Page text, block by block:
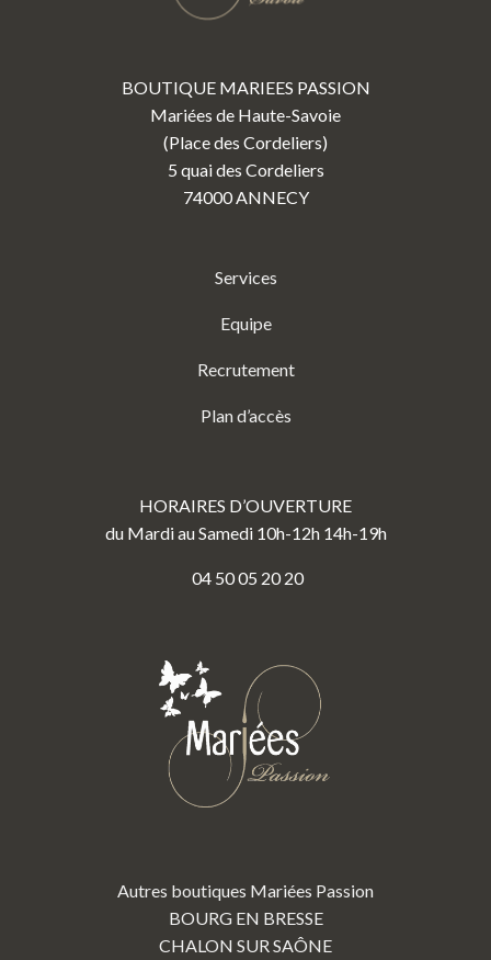
BOUTIQUE MARIEES PASSION
Mariées de Haute-Savoie
(Place des Cordeliers)
5 quai des Cordeliers
74000 ANNECY
Services
Equipe
Recrutement
Plan d’accès
HORAIRES D’OUVERTURE
du Mardi au Samedi 10h-12h 14h-19h
04 50 05 20 20
Autres boutiques Mariées Passion
BOURG EN BRESSE
CHALON SUR SAÔNE